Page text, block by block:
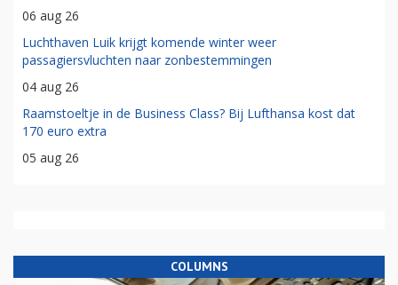
06 aug 26
Luchthaven Luik krijgt komende winter weer
passagiersvluchten naar zonbestemmingen
04 aug 26
Raamstoeltje in de Business Class? Bij Lufthansa kost dat
170 euro extra
05 aug 26
COLUMNS